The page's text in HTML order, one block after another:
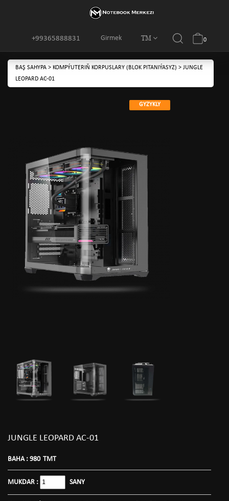
Girmek TM
+99365888831 0
BAŞ SAHYPA > KOMPÝUTERIŇ KORPUSLARY (BLOK PITANIÝASYZ) > JUNGLE
LEOPARD AC-01
GYZYKLY
JUNGLE LEOPARD AC-01
BAHA : 980 TMT
MUKDAR : SANY